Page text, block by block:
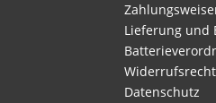
Lieferung und
Widerrufsrecht
Datenschutz